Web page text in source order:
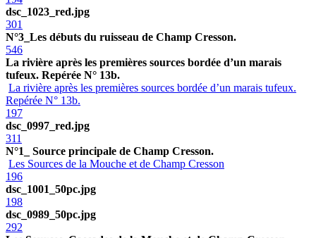
dsc_1023_red.jpg
301
N°3_Les débuts du ruisseau de Champ Cresson.
546
La rivière après les premières sources bordée d’un marais
tufeux. Repérée N° 13b.
La rivière après les premières sources bordée d’un marais tufeux.
Repérée N° 13b.
197
dsc_0997_red.jpg
311
N°1_ Source principale de Champ Cresson.
Les Sources de la Mouche et de Champ Cresson
196
dsc_1001_50pc.jpg
198
dsc_0989_50pc.jpg
292